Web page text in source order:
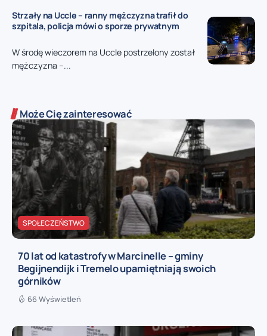
Strzały na Uccle – ranny mężczyzna trafił do
szpitala, policja mówi o sporze prywatnym
W środę wieczorem na Uccle postrzelony został
mężczyzna –...
Może Cię zainteresować
SPOŁECZEŃSTWO
70 lat od katastrofy w Marcinelle – gminy
Begijnendijk i Tremelo upamiętniają swoich
górników
66 Wyświetleń